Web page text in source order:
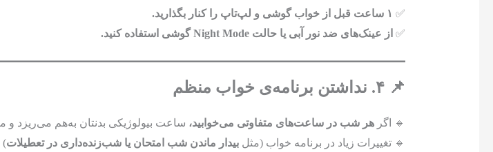
✅ ۱ ساعت قبل از خواب گوشی و لپ‌تاپ را کنار بگذارید.
✅ از عینک‌های ضد نور آبی یا حالت Night Mode گوشی استفاده کنید.
📌 ۴. نداشتن برنامه‌ی خواب منظم
🔹 اگر هر شب در ساعت‌های متفاوتی می‌خوابید، ساعت بیولوژیکی بدنتان به‌هم می‌ریزد و
🔹 تغییرات زیاد در برنامه خواب (مثل بیدار ماندن شب امتحان یا شب‌زنده‌داری در تعطیلات)